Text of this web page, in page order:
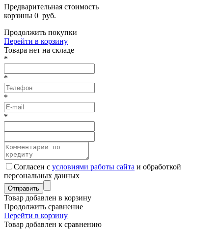
Предварительная стоимость
корзины 0 руб.
Продолжить покупки
Перейти в корзину
Товарa нет на складе
*
*
*
*
Согласен с условиями работы сайта и обработкой
персональных данных
Товар добавлен в корзину
Продолжить сравнение
Перейти в корзину
Товар добавлен к сравнению